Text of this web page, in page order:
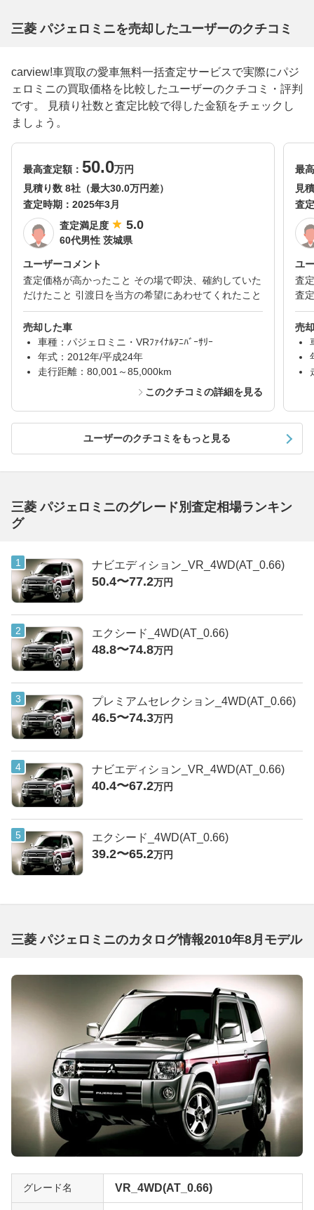
三菱 パジェロミニを売却したユーザーのクチコミ
carview!車買取の愛車無料一括査定サービスで実際にパジ
ェロミニの買取価格を比較したユーザーのクチコミ・評判
です。 見積り社数と査定比較で得した金額をチェックし
ましょう。
最高査定額： 50.0万円
見積り数 8社（最大30.0万円差）
査定時期： 2025年3月
査定満足度
5.0
60代男性 茨城県
ユーザーコメント
査定価格が高かったこと その場で即決、確約していた
だけたこと 引渡日を当方の希望にあわせてくれたこと
売却した車
車種：パジェロミニ・VRﾌｧｲﾅﾙｱﾆﾊﾞｰｻﾘｰ
年式：2012年/平成24年
走行距離：80,001～85,000km
このクチコミの詳細を見る
最
見
査
ユ
査
査
売
ユーザーのクチコミをもっと見る
三菱 パジェロミニのグレード別査定相場ランキン
グ
ナビエディション_VR_4WD(AT_0.66)
50.4〜77.2万円
エクシード_4WD(AT_0.66)
48.8〜74.8万円
プレミアムセレクション_4WD(AT_0.66)
46.5〜74.3万円
ナビエディション_VR_4WD(AT_0.66)
40.4〜67.2万円
エクシード_4WD(AT_0.66)
39.2〜65.2万円
三菱 パジェロミニのカタログ情報2010年8月モデル
グレード名 VR_4WD(AT_0.66)